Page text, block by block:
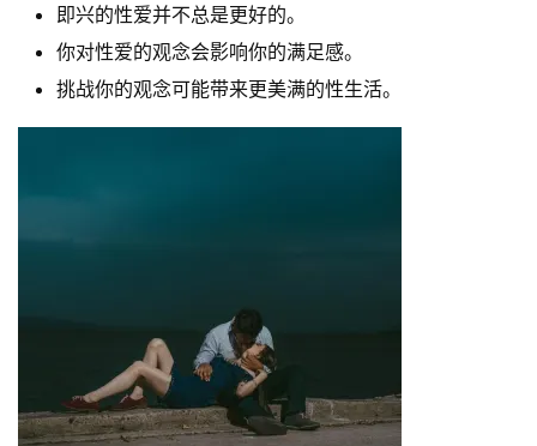
即兴的性爱并不总是更好的。
你对性爱的观念会影响你的满足感。
挑战你的观念可能带来更美满的性生活。